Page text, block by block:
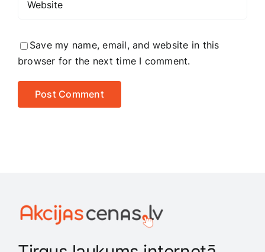
Save my name, email, and website in this
browser for the next time I comment.